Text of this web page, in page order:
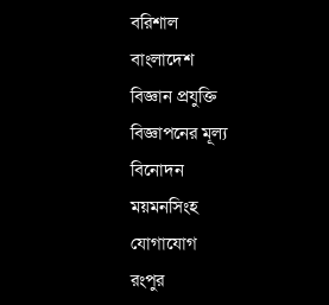
বরিশাল
বাংলাদেশ
বিজ্ঞান প্রযুক্তি
বিজ্ঞাপনের মূল্য
বিনোদন
ময়মনসিংহ
যোগাযোগ
রংপুর